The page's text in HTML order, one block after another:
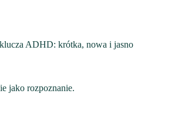
ADHD: krótka, nowa i jasno
jako rozpoznanie.